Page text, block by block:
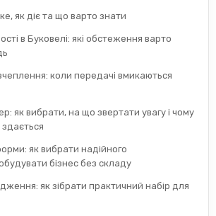
як діє та що варто знати
в Буковелі: які обстеження варто
коли передачі вмикаються
як вибрати, на що звертати увагу і чому
як вибрати надійного
бізнес без складу
як зібрати практичний набір для